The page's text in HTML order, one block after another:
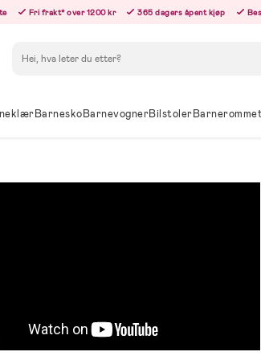
Fri frakt* over 1200 kr 365 dagers åpent kjøp
BarneskoBarnevognerBilstoler